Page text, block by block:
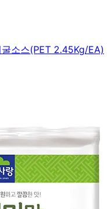
소스(PET 2.45Kg/EA)